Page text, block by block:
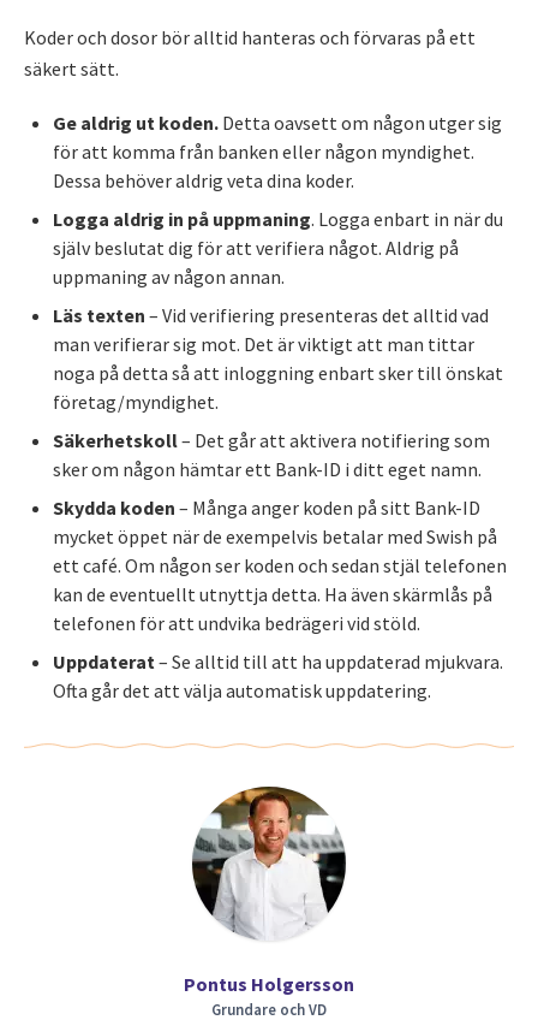
Koder och dosor bör alltid hanteras och förvaras på ett
säkert sätt.
Ge aldrig ut koden. Detta oavsett om någon utger sig
för att komma från banken eller någon myndighet.
Dessa behöver aldrig veta dina koder.
Logga aldrig in på uppmaning. Logga enbart in när du
själv beslutat dig för att verifiera något. Aldrig på
uppmaning av någon annan.
Läs texten – Vid verifiering presenteras det alltid vad
man verifierar sig mot. Det är viktigt att man tittar
noga på detta så att inloggning enbart sker till önskat
företag/myndighet.
Säkerhetskoll– Det går att aktivera notifiering som
sker om någon hämtar ett Bank-ID i ditt eget namn.
Skydda koden – Många anger koden på sitt Bank-ID
mycket öppet när de exempelvis betalar med Swish på
ett café. Om någon ser koden och sedan stjäl telefonen
kan de eventuellt utnyttja detta. Ha även skärmlås på
telefonen för att undvika bedrägeri vid stöld.
Uppdaterat– Se alltid till att ha uppdaterad mjukvara.
Ofta går det att välja automatisk uppdatering.
Pontus Holgersson
Grundare och VD